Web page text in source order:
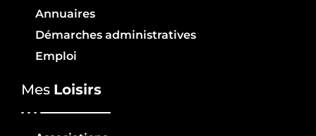
Annuaires
Démarches administratives
Emploi
Mes Loisirs